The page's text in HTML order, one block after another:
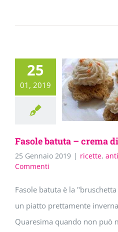
25
01, 2019
Fasole batuta – crema
25 Gennaio 2019 | ricette,
Commenti
Fasole batuta è la
un piatto prettamente
Quaresima quando non può